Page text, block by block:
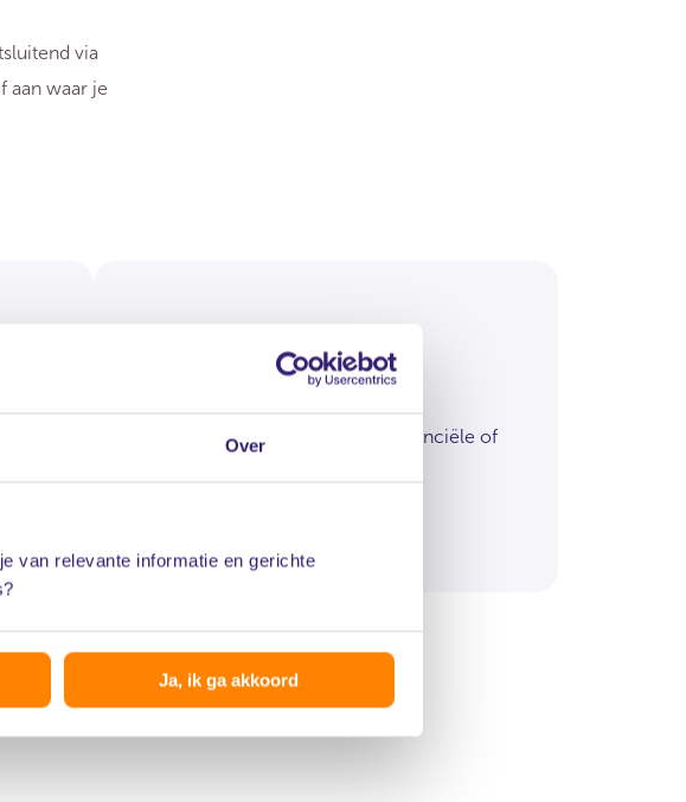
Over
van relevante informatie en gerichte
Ja, ik ga akkoord
via
aan waar je
Stel je vraag aan één van onze financiële of